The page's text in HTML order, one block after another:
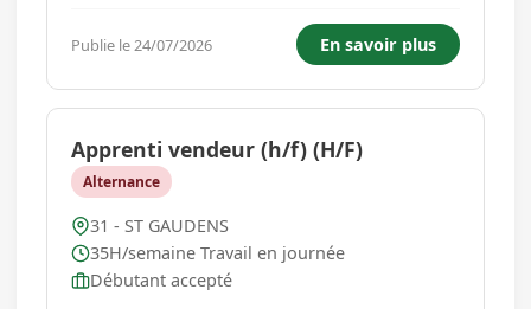
et la désinfection des sanitaires, chambres et
parties communes. - La gestion du linge (tri,
lavage, repas...
Publie le 24/07/2026 En savoir plus
Apprenti vendeur (h/f) (H/F)
Alternance
31 - ST GAUDENS
35H/semaine Travail en journée
Débutant accepté